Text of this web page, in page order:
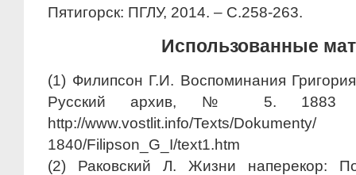
Пятигорск: ПГЛУ, 2014. – С.258-263.
Использованные
(1) Филипсон Г.И. Воспоминания
Русский архив, № 5. 1883
http://www.vostlit.info/Texts/
1840/Filipson_G_I/text1.htm
(2) Раковский Л. Жизни наперекор: